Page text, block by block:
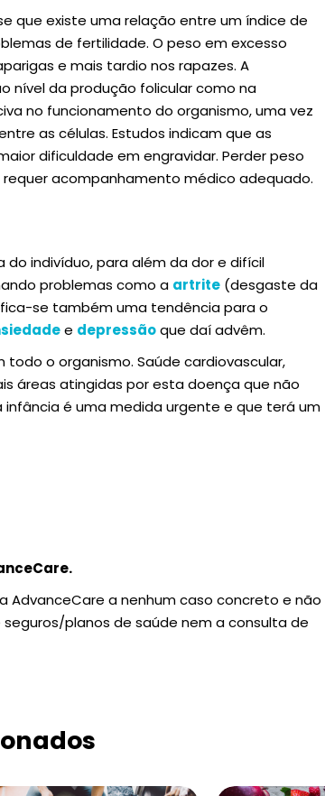
que existe uma relação entre um índice de
de fertilidade. O peso em excesso
e mais tardio nos rapazes. A
da produção folicular como na
no funcionamento do organismo, uma vez
as células. Estudos indicam que as
dificuldade em engravidar. Perder peso
acompanhamento médico adequado.
indivíduo, para além da dor e difícil
problemas como a artrite (desgaste da
se também uma tendência para o
e depressãoque daí advêm.
o organismo. Saúde cardiovascular,
áreas atingidas por esta doença que não
infância é uma medida urgente e que terá um
AdvanceCare a nenhum caso concreto e não
planos de saúde nem a consulta de